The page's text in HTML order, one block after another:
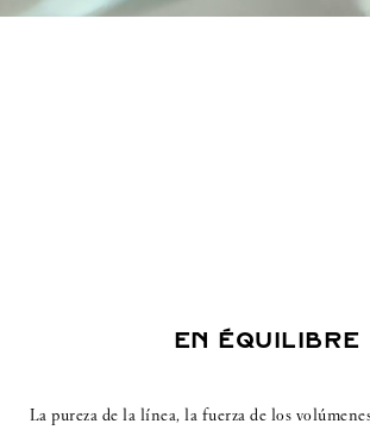
EN ÉQUILIBRE
La pureza de la línea, la fuerza de los